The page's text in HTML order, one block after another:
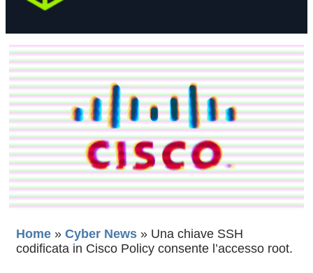
Home » Cyber News » Una chiave SSH
codificata in Cisco Policy consente l’accesso root.